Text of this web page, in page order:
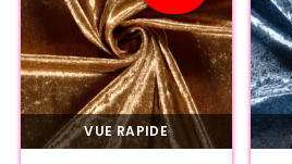
VUE RAPIDE